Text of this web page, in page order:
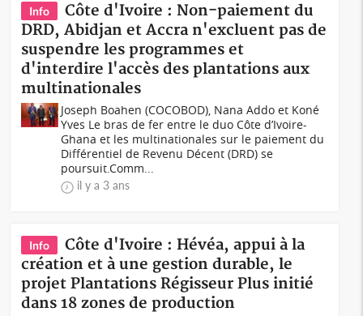
Info
Côte d'Ivoire : Non-paiement du
DRD, Abidjan et Accra n'excluent pas de
suspendre les programmes et
d'interdire l'accès des plantations aux
multinationales
Joseph Boahen (COCOBOD), Nana Addo et Koné
Yves Le bras de fer entre le duo Côte d’Ivoire-
Ghana et les multinationales sur le paiement du
Différentiel de Revenu Décent (DRD) se
poursuit.Comm...
il y a 3 ans
Info
Côte d'Ivoire : Hévéa, appui à la
création et à une gestion durable, le
projet Plantations Régisseur Plus initié
dans 18 zones de production